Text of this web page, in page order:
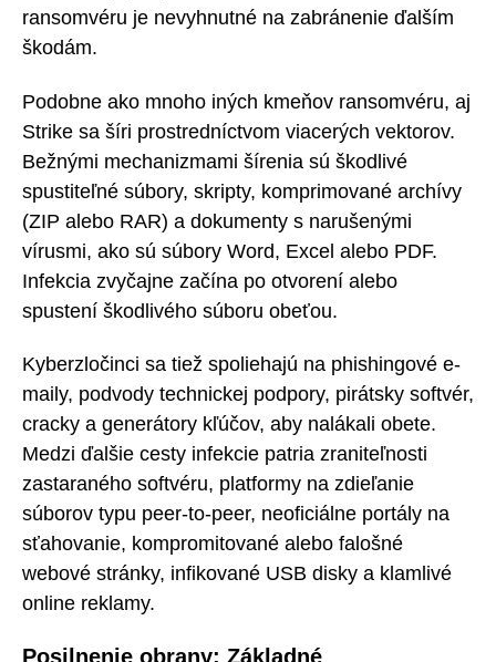
ransomvéru je nevyhnutné na zabránenie ďalším
škodám.
Podobne ako mnoho iných kmeňov ransomvéru, aj
Strike sa šíri prostredníctvom viacerých vektorov.
Bežnými mechanizmami šírenia sú škodlivé
spustiteľné súbory, skripty, komprimované archívy
(ZIP alebo RAR) a dokumenty s narušenými
vírusmi, ako sú súbory Word, Excel alebo PDF.
Infekcia zvyčajne začína po otvorení alebo
spustení škodlivého súboru obeťou.
Kyberzločinci sa tiež spoliehajú na phishingové e-
maily, podvody technickej podpory, pirátsky softvér,
cracky a generátory kľúčov, aby nalákali obete.
Medzi ďalšie cesty infekcie patria zraniteľnosti
zastaraného softvéru, platformy na zdieľanie
súborov typu peer-to-peer, neoficiálne portály na
sťahovanie, kompromitované alebo falošné
webové stránky, infikované USB disky a klamlivé
online reklamy.
Posilnenie obrany: Základné